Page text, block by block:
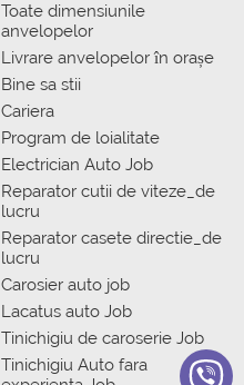
Toate dimensiunile
anvelopelor
Livrare anvelopelor în orașe
Bine sa stii
Cariera
Program de loialitate
Electrician Auto Job
Reparator cutii de viteze_de
lucru
Reparator casete directie_de
lucru
Carosier auto job
Lacatus auto Job
Tinichigiu de caroserie Job
Tinichigiu Auto fara